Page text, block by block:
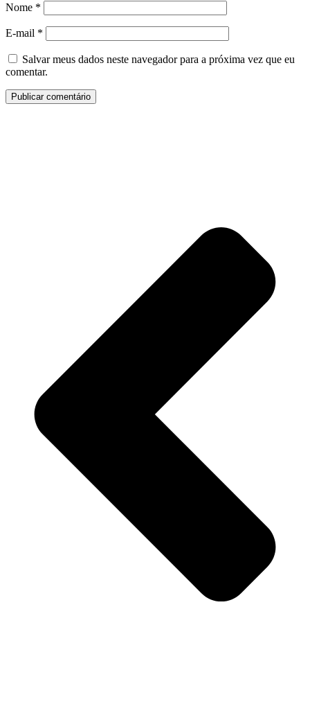
Nome *
E-mail *
Salvar meus dados neste navegador para a próxima vez que eu
comentar.